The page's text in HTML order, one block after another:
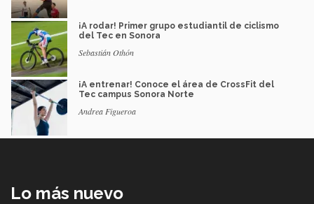
¡A rodar! Primer grupo estudiantil de ciclismo
del Tec en Sonora
Sebastián Othón
¡A entrenar! Conoce el área de CrossFit del
Tec campus Sonora Norte
Andrea Figueroa
Lo más nuevo